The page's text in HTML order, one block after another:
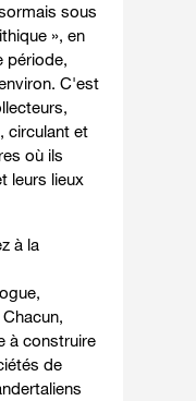
sous
», en
période,
C'est
circulant et
où ils
leurs lieux
à la
à construire
de